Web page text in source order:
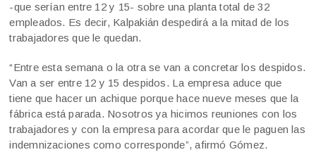
-que serían entre 12 y 15- sobre una planta total de 32
empleados. Es decir, Kalpakián despedirá a la mitad de los
trabajadores que le quedan.
“Entre esta semana o la otra se van a concretar los despidos.
Van a ser entre 12 y 15 despidos. La empresa aduce que
tiene que hacer un achique porque hace nueve meses que la
fábrica está parada. Nosotros ya hicimos reuniones con los
trabajadores y con la empresa para acordar que le paguen las
indemnizaciones como corresponde”, afirmó Gómez.